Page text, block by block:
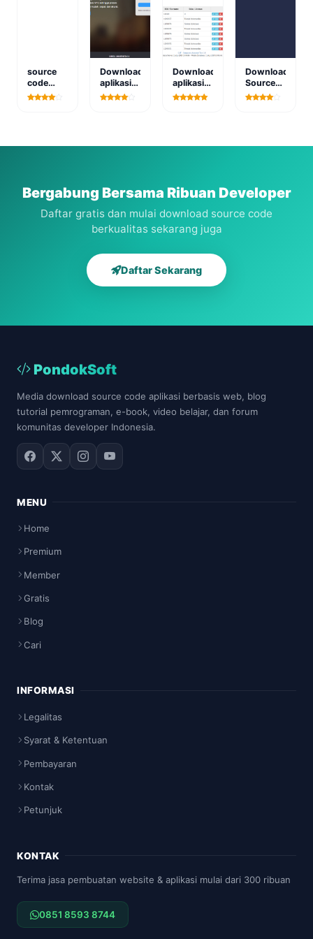
source
code
aplikasi
Download
aplikasi
sistem
web
Download
aplikasi
ujian
web
Download
Source
Code
Lavarel 8
Bergabung Bersama Ribuan Developer
Daftar gratis dan mulai download source code
berkualitas sekarang juga
Daftar Sekarang
PondokSoft
Media download source code aplikasi berbasis web, blog
tutorial pemrograman, e-book, video belajar, dan forum
komunitas developer Indonesia.
MENU
Home
Premium
Member
Gratis
Blog
Cari
INFORMASI
Legalitas
Syarat & Ketentuan
Pembayaran
Kontak
Petunjuk
KONTAK
Terima jasa pembuatan website & aplikasi mulai dari 300 ribuan
0851 8593 8744